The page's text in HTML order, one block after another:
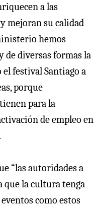
a las
mejoran su calidad
hemos
diversas formas la
festival Santiago a
porque
para la
de empleo en
“las autoridades a
que la cultura tenga
como estos